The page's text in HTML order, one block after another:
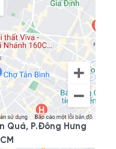
Quá, P.Đông Hưng